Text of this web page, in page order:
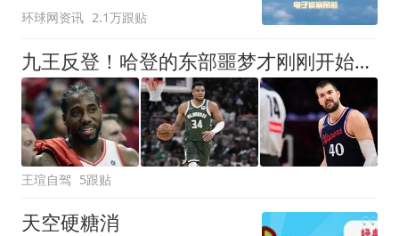
环球网资讯 2.1万跟贴
九王反登！哈登的东部噩梦才刚刚开始，下赛季夺冠的概率几乎为零
王瑄自驾 5跟贴
天空硬糖消